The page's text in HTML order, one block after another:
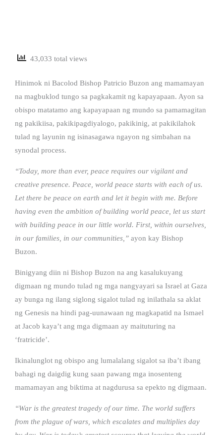
43,033 total views
Hinimok ni Bacolod Bishop Patricio Buzon ang mamamayan
na magbuklod tungo sa pagkakamit ng kapayapaan. Ayon sa
obispo matatamo ang kapayapaan ng mundo sa pamamagitan
ng pakikiisa, pakikipagdiyalogo, pakikinig, at pakikilahok
tulad ng layunin ng isinasagawa ngayon ng simbahan na
synodal process.
“Today, more than ever, peace requires our vigilant and
creative presence. Peace, world peace starts with each of us.
Let there be peace on earth and let it begin with me. Before
having even the ambition of building world peace, let us start
with building peace in our little world. First, within ourselves,
in our families, in our communities,” ayon kay Bishop
Buzon.
Binigyang diin ni Bishop Buzon na ang kasalukuyang
digmaan ng mundo tulad ng mga nangyayari sa Israel at Gaza
ay bunga ng ilang siglong sigalot tulad ng inilathala sa aklat
ng Genesis na hindi pag-uunawaan ng magkapatid na Ismael
at Jacob kaya’t ang mga digmaan ay maituturing na
‘fratricide’.
Ikinalunglot ng obispo ang lumalalang sigalot sa iba’t ibang
bahagi ng daigdig kung saan pawang mga inosenteng
mamamayan ang biktima at nagdurusa sa epekto ng digmaan.
“War is the greatest tragedy of our time. The world suffers
from the plague of wars, which escalates and multiplies day